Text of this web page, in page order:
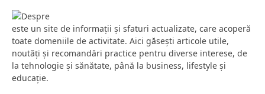
este un site de informații și sfaturi actualizate, care acoperă
toate domeniile de activitate. Aici găsești articole utile,
noutăți și recomandări practice pentru diverse interese, de
la tehnologie și sănătate, până la business, lifestyle și
educație.